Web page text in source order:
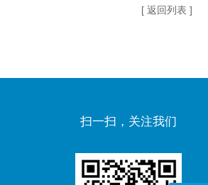
[ 返回列表 ]
扫一扫，关注我们